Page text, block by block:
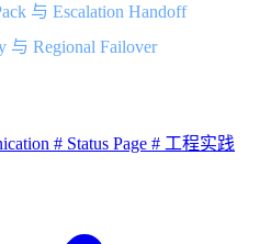
与 Escalation Handoff
与 Regional Failover
# Status Page # 工程实践